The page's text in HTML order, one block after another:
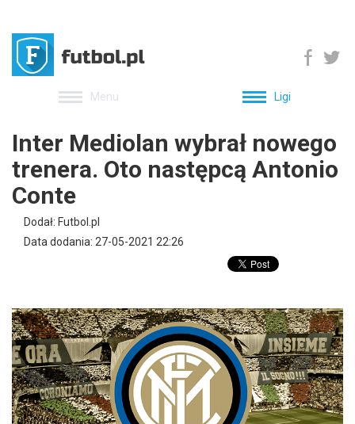
Menu Ligi
Inter Mediolan wybrał nowego
trenera. Oto następcą Antonio
Conte
Dodał: Futbol.pl
Data dodania: 27-05-2021 22:26